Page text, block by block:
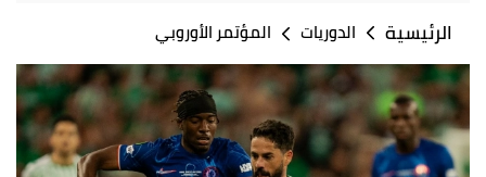
الرئيسية الدوريات المؤتمر الأوروبي